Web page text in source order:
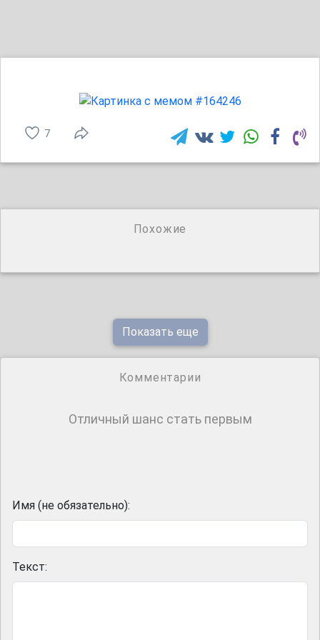
7
Похожие
Показать еще
Комментарии
Отличный шанс стать первым
Имя (не обязательно):
Текст: